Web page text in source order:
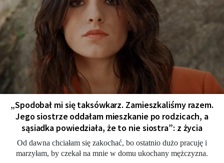
„Spodobał mi się taksówkarz. Zamieszkaliśmy razem.
Jego siostrze oddałam mieszkanie po rodzicach, a
sąsiadka powiedziała, że to nie siostra”: z życia
Od dawna chciałam się zakochać, bo ostatnio dużo pracuję i
marzyłam, by czekał na mnie w domu ukochany mężczyzna.